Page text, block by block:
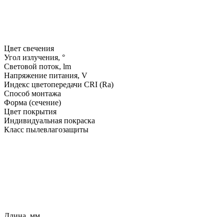
Цвет свечения
Угол излучения, °
Световой поток, lm
Напряжение питания, V
Индекс цветопередачи CRI (Ra)
Способ монтажа
Форма (сечение)
Цвет покрытия
Индивидуальная покраска
Класс пылевлагозащиты